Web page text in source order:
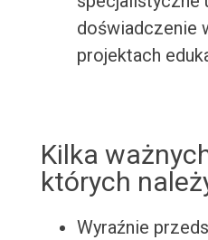
doświadczenie
projektach
Kilka
których
Wyraźnie